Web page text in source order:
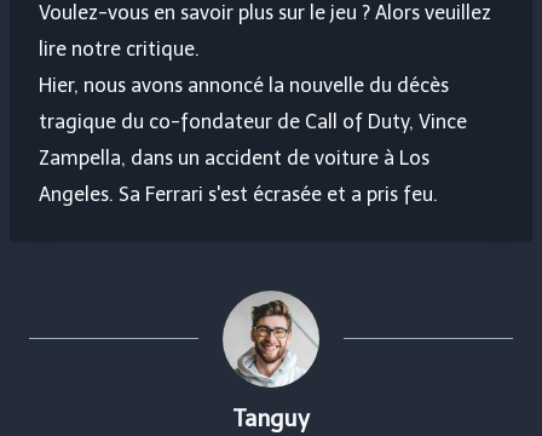
Voulez-vous en savoir plus sur le jeu ? Alors veuillez
lire notre critique.
Hier, nous avons annoncé la nouvelle du décès
tragique du co-fondateur de Call of Duty, Vince
Zampella, dans un accident de voiture à Los
Angeles. Sa Ferrari s'est écrasée et a pris feu.
Tanguy